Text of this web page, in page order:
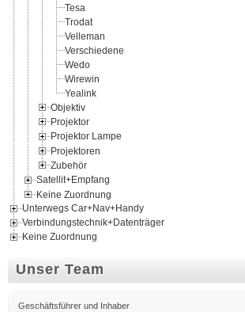
Tesa
Trodat
Velleman
Verschiedene
Wedo
Wirewin
Yealink
Objektiv
Projektor
Projektor Lampe
Projektoren
Zubehör
Satellit+Empfang
Keine Zuordnung
Unterwegs Car+Nav+Handy
Verbindungstechnik+Datenträger
Keine Zuordnung
Unser Team
Geschäftsführer und Inhaber